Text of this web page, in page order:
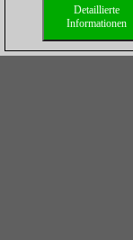
Detaillierte
Informationen